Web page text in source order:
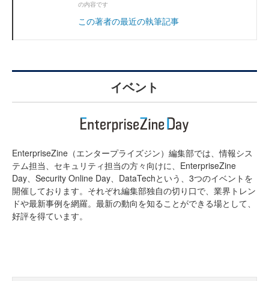
の内容です
この著者の最近の執筆記事
イベント
EnterpriseZine（エンタープライズジン）編集部では、情報シス
テム担当、セキュリティ担当の方々向けに、EnterpriseZine
Day、Security Online Day、DataTechという、3つのイベントを
開催しております。それぞれ編集部独自の切り口で、業界トレン
ドや最新事例を網羅。最新の動向を知ることができる場として、
好評を得ています。